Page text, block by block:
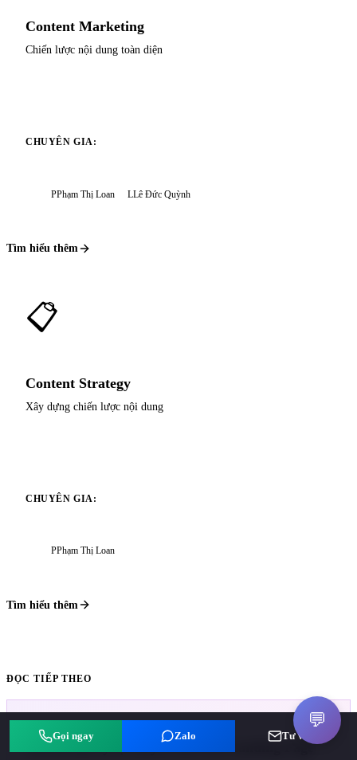
Content Marketing
Chiến lược nội dung toàn diện
CHUYÊN GIA:
PPhạm Thị Loan LLê Đức Quỳnh
Tìm hiểu thêm
📋
Content Strategy
Xây dựng chiến lược nội dung
CHUYÊN GIA:
PPhạm Thị Loan
Tìm hiểu thêm
ĐỌC TIẾP THEO
MARKETING
Tối ưu hóa tỷ lệ chuyển đổi trên Landing Page
Gọi ngay Zalo Tư vấn
💬